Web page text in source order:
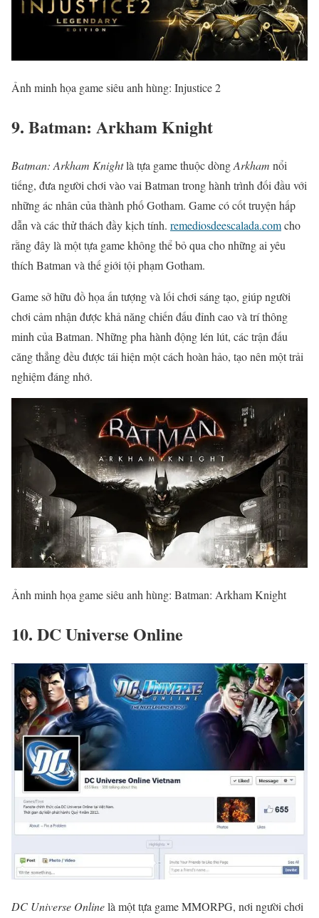
Ảnh minh họa game siêu anh hùng: Injustice 2
9. Batman: Arkham Knight
Batman: Arkham Knightlà tựa game thuộc dòngArkham nổi
tiếng, đưa người chơi vào vai Batman trong hành trình đối đầu với
những ác nhân của thành phố Gotham. Game có cốt truyện hấp
dẫn và các thử thách đầy kịch tính. remediosdeescalada.comcho
rằng đây là một tựa game không thể bỏ qua cho những ai yêu
thích Batman và thế giới tội phạm Gotham.
Game sở hữu đồ họa ấn tượng và lối chơi sáng tạo, giúp người
chơi cảm nhận được khả năng chiến đấu đỉnh cao và trí thông
minh của Batman. Những pha hành động lén lút, các trận đấu
căng thẳng đều được tái hiện một cách hoàn hảo, tạo nên một trải
nghiệm đáng nhớ.
Ảnh minh họa game siêu anh hùng: Batman: Arkham Knight
10. DC Universe Online
DC Universe Onlinelà một tựa game MMORPG, nơi người chơi